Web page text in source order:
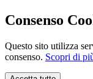
Consenso
Questo sito utilizza
consenso. Scopri di